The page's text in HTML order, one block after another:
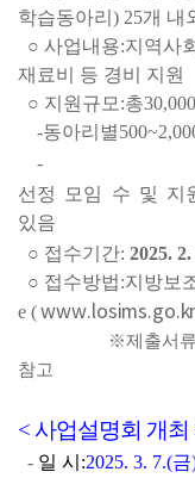
학습동아리 ) 25개 내
○ 사업내용:지역사
재료비 등 경비 지원
○ 지원규모 :총30,000
-동아리별
-
선정 모임 수 및 지
있음
○ 접수기간: 2025.
○ 접수방법:지방보
e ( www.losims.go.kr
※제출서류
참고
< 사업설명회 개최
- 일 시 :2025. 3. 7.(금